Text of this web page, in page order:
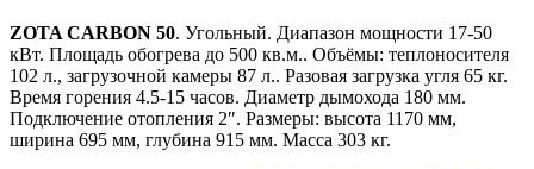
ZOTA CARBON 50. Угольный. Диапазон мощности 17-50
кВт. Площадь обогрева до 500 кв.м.. Объёмы: теплоносителя
102 л., загрузочной камеры 87 л.. Разовая загрузка угля 65 кг.
Время горения 4.5-15 часов. Диаметр дымохода 180 мм.
Подключение отопления 2″. Размеры: высота 1170 мм,
ширина 695 мм, глубина 915 мм. Масса 303 кг.